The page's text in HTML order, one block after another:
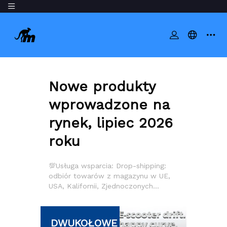
Nowe produkty
wprowadzone na
rynek, lipiec 2026
roku
💯Usługa wsparcia: Drop-shipping:
odbiór towarów z magazynu w UE,
USA, Kalifornii, Zjednoczonych
Brytanii. 💯2. Zamówienie płatności
&gt; 5000 USD, FOB Chiny: Można
DWUKOŁOWEZAWIESZENIE